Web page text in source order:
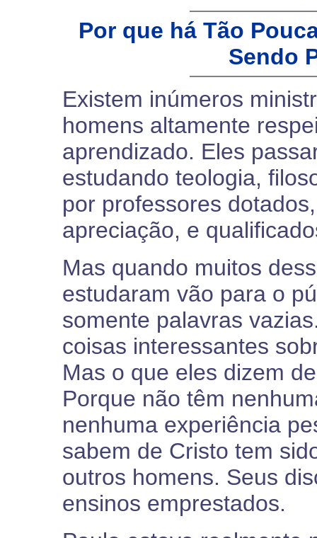
Por que há Tão
Sendo
Existem inúmeros
homens altamente
aprendizado. Eles
estudando teologia,
por professores
apreciação, e
Mas quando muitos
estudaram vão para o
somente palavras
coisas interessantes
Mas o que eles dizem
Porque não têm
nenhuma experiência
sabem de Cristo tem
outros homens. Seus
ensinos emprestados.